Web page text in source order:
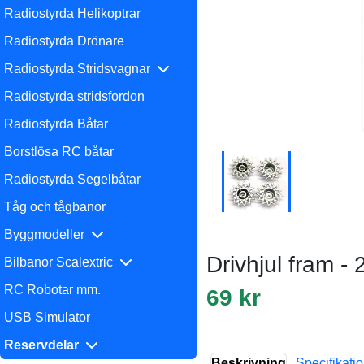
Radiostyrda Helikoptrar
Radiostyrda Drönare
Radiostyrda Stridsvagnar
Radiostyrda stridsfordon
Radiostyrda Båtar
Borstlösa RC båtar
Radiostyrda Segelbåtar
Tåg och tågbanor
Byggmodeller
Bilbanor Scalextric
RC Robotar mm.
USB Simulator
Reservdelar
Drivhjul fram -
69 kr